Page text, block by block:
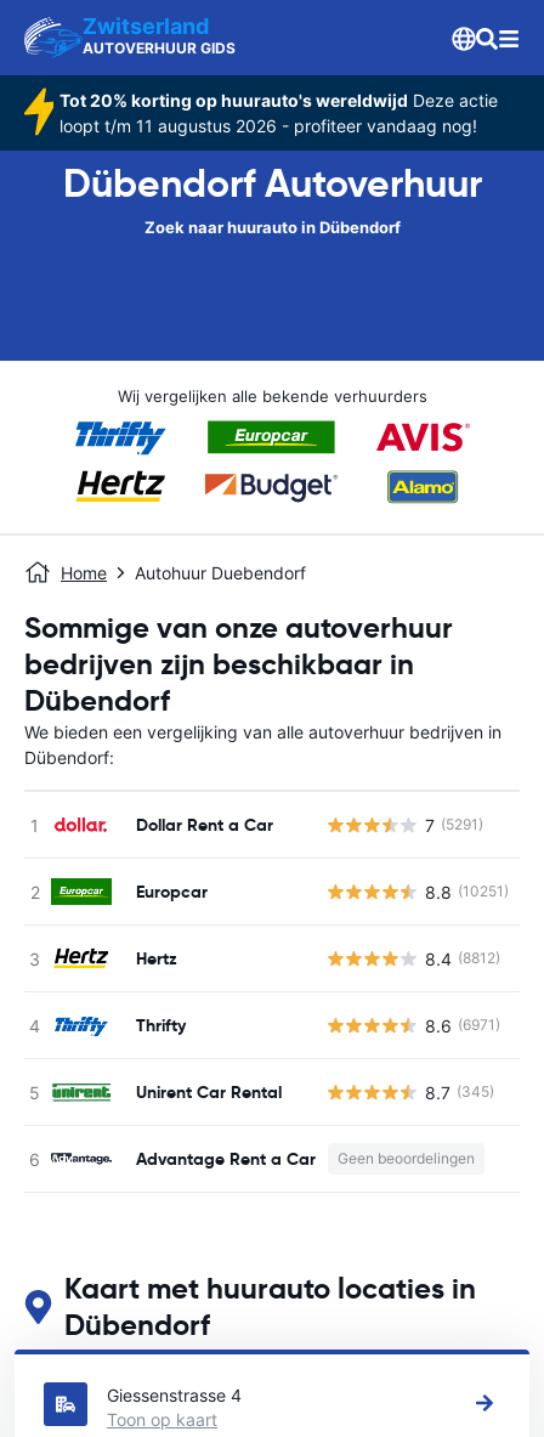
Zwitserland
AUTOVERHUUR GIDS
Tot 20% korting op huurauto's wereldwijd Deze actie
loopt t/m 11 augustus 2026 - profiteer vandaag nog!
Dübendorf Autoverhuur
Zoek naar huurauto in Dübendorf
Wij vergelijken alle bekende verhuurders
Home Autohuur Duebendorf
Sommige van onze autoverhuur
bedrijven zijn beschikbaar in
Dübendorf
We bieden een vergelijking van alle autoverhuur bedrijven in
Dübendorf:
Dollar Rent a Car 7 (5291)
Europcar 8.8 (10251)
Hertz 8.4 (8812)
Thrifty 8.6 (6971)
Unirent Car Rental 8.7 (345)
Advantage Rent a Car Geen beoordelingen
Kaart met huurauto locaties in
Dübendorf
Zie onze belangrijkste autoverhuur locaties in Dübendorf
Giessenstrasse 4
Toon op kaart